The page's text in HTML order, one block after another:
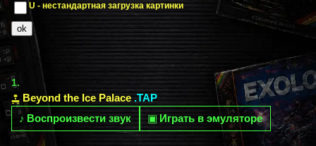
U - нестандартная загрузка картинки
1.
Beyond the Ice Palace .TAP
♪ Воспроизвести звук ▣ Играть в эмуляторе